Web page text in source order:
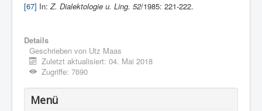
[67] In:Z. Dialektologie u. Ling. 52/1985: 221-222.
Details
Geschrieben von Utz Maas
Zuletzt aktualisiert: 04. Mai 2018
Zugriffe: 7690
Menü